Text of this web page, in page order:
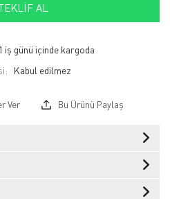
AL
1 iş günü içinde kargoda
Ver Bu Ürünü Paylaş